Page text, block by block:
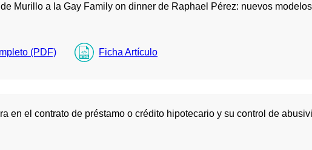
Murillo a la Gay Family on dinner de Raphael Pérez: nuevos
(PDF) Ficha Artículo
en el contrato de préstamo o crédito hipotecario y su control de